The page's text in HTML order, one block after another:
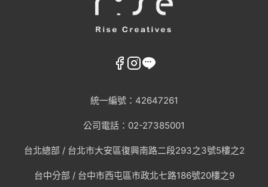
統一編號：42647261
公司電話：02-27385001
台北總部 / 台北市大安區復興南路二段293之3號5樓之2
台中分部 / 台中市西屯區市政北七路186號20樓之9